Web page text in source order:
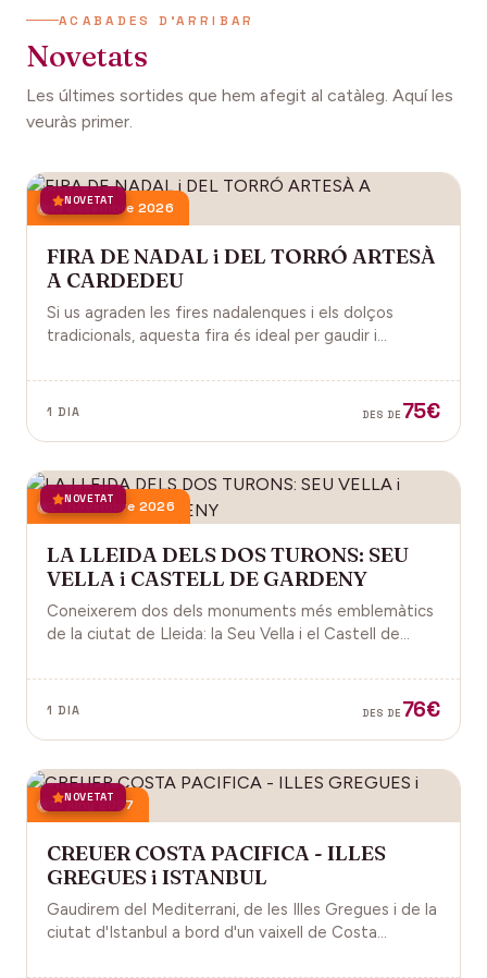
ACABADES D'ARRIBAR
Novetats
Les últimes sortides que hem afegit al catàleg. Aquí les
veuràs primer.
NOVETAT
13 desembre 2026
FIRA DE NADAL i DEL TORRÓ ARTESÀ
A CARDEDEU
Si us agraden les fires nadalenques i els dolços
tradicionals, aquesta fira és ideal per gaudir i
1 DIA DES DE 75€
NOVETAT
21 novembre 2026
LA LLEIDA DELS DOS TURONS: SEU
VELLA i CASTELL DE GARDENY
Coneixerem dos dels monuments més emblemàtics
de la ciutat de Lleida: la Seu Vella i el Castell de
1 DIA DES DE 76€
NOVETAT
18 juny 2027
CREUER COSTA PACIFICA - ILLES
GREGUES i ISTANBUL
Gaudirem del Mediterrani, de les Illes Gregues i de la
ciutat d'Istanbul a bord d'un vaixell de Costa